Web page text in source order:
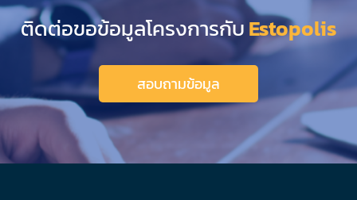
ติดต่อขอข้อมูลโครงการกับEstopolis
สอบถามข้อมูล